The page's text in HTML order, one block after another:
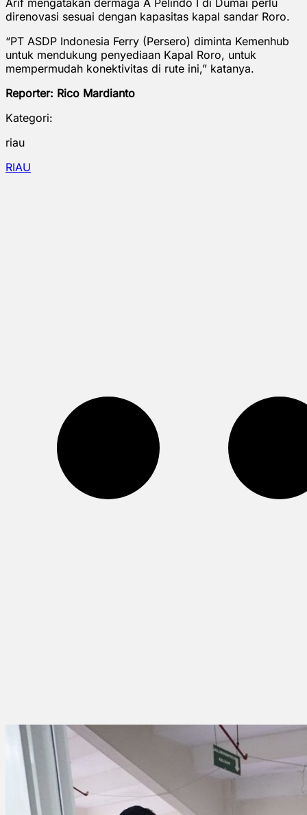
direnovasi sesuai dengan kapasitas kapal sandar Roro.
“PT ASDP Indonesia Ferry (Persero) diminta Kemenhub
untuk mendukung penyediaan Kapal Roro, untuk
mempermudah konektivitas di rute ini,” katanya.
Reporter: Rico Mardianto
Kategori:
riau
RIAU